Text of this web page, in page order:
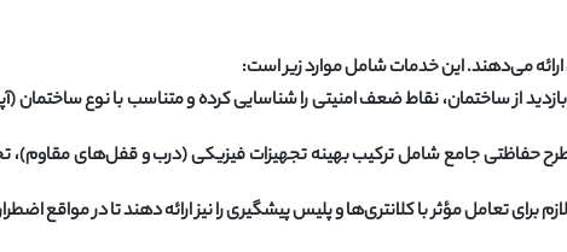
می‌دهند. این خدمات شامل موارد زیر است:
از ساختمان، نقاط ضعف امنیتی را شناسایی کرده و متناسب با نوع ساختمان
حفاظتی جامع شامل ترکیب بهینه تجهیزات فیزیکی (درب و قفل‌های مقاوم)،
برای تعامل مؤثر با کلانتری‌ها و پلیس پیشگیری را نیز ارائه دهند تا در مواقع